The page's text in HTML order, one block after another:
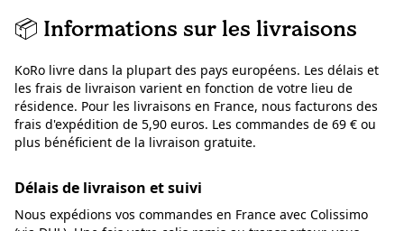
📦 Informations sur les livraisons
KoRo livre dans la plupart des pays européens. Les délais et
les frais de livraison varient en fonction de votre lieu de
résidence. Pour les livraisons en France, nous facturons des
frais d'expédition de 5,90 euros. Les commandes de 69 € ou
plus bénéficient de la livraison gratuite.
Délais de livraison et suivi
Nous expédions vos commandes en France avec Colissimo